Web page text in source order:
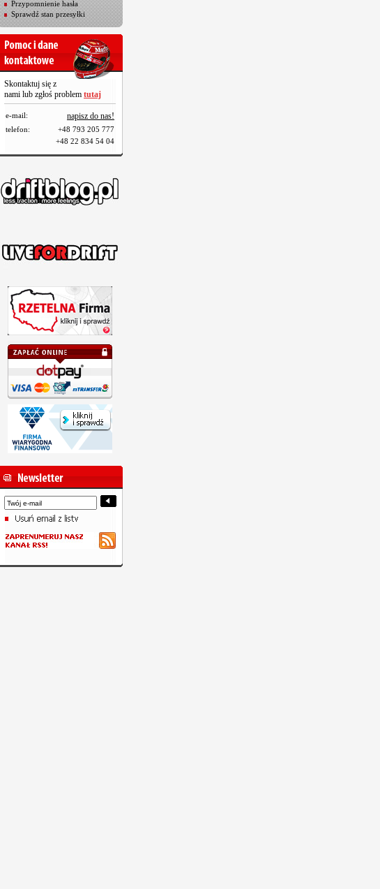
Przypomnienie hasła
Sprawdź stan przesyłki
Skontaktuj się z
nami lub zgłoś problem tutaj
e-mail: napisz do nas!
telefon:
+48 793 205 777
+48 22 834 54 04